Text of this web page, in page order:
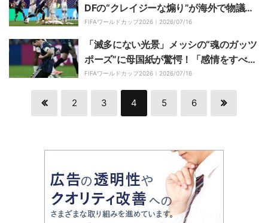
DFの“クレイジーな煽り”が海外で物議！
イングランドGKの耳元で絶叫…「子供み
たい」「敵にしたら最悪だ」【W杯】
FIFAワールドカップ2026｜ 2026/07/16
「滅多にない光景」メッシの“魂のガッツ
ポーズ”に母国紙が驚愕！「感情をすべて
吐き出した」「永遠に記憶される」【W
杯】
FIFAワールドカップ2026｜ 2026/07/16
2 3 4 5 6